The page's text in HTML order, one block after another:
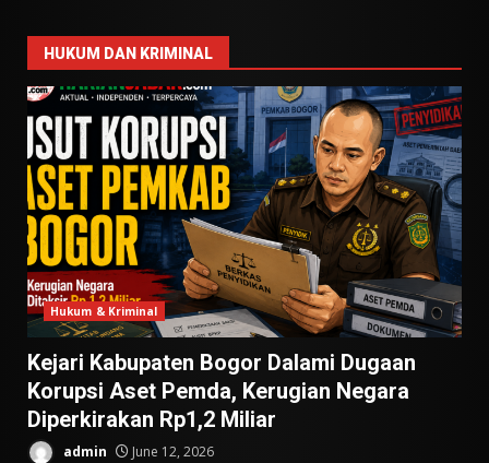
HUKUM DAN KRIMINAL
Hukum & Kriminal
Kejari Kabupaten Bogor Dalami Dugaan
Korupsi Aset Pemda, Kerugian Negara
Diperkirakan Rp1,2 Miliar
admin June 12, 2026